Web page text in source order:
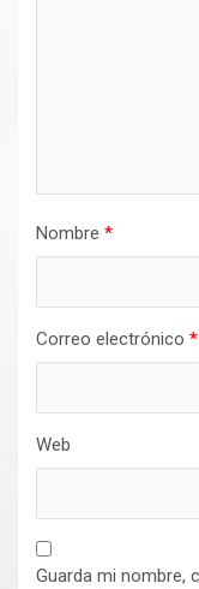
Nombre *
Correo electrónico *
Web
Guarda mi nombre,